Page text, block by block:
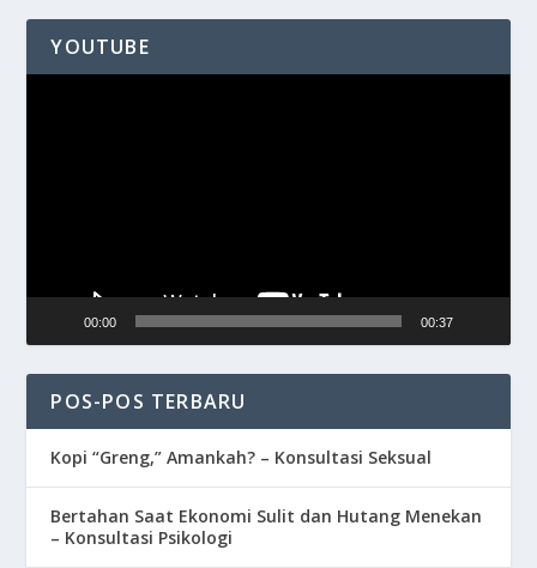
YOUTUBE
00:00 00:37
POS-POS TERBARU
Kopi “Greng,” Amankah? – Konsultasi Seksual
Bertahan Saat Ekonomi Sulit dan Hutang Menekan
– Konsultasi Psikologi